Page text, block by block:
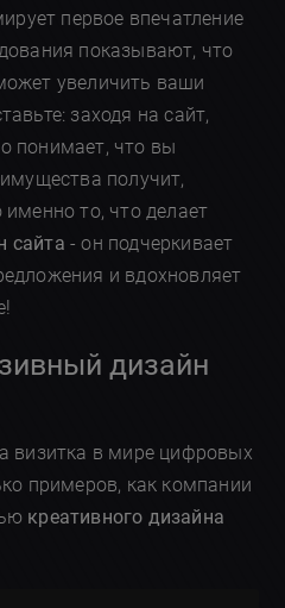
первое впечатление
показывают, что
увеличить ваши
заходя на сайт,
понимает, что вы
получит,
то, что делает
сайта - он подчеркивает
и вдохновляет
дизайн
визитка в мире цифровых
примеров, как компании
креативного дизайна